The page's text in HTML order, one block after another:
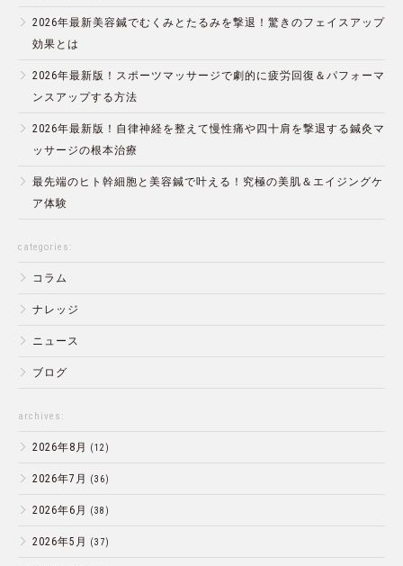
2026年最新美容鍼でむくみとたるみを撃退！驚きのフェイスアップ
効果とは
2026年最新版！スポーツマッサージで劇的に疲労回復＆パフォーマ
ンスアップする方法
2026年最新版！自律神経を整えて慢性痛や四十肩を撃退する鍼灸マ
ッサージの根本治療
最先端のヒト幹細胞と美容鍼で叶える！究極の美肌＆エイジングケ
ア体験
categories:
コラム
ナレッジ
ニュース
ブログ
archives:
2026年8月 (12)
2026年7月 (36)
2026年6月 (38)
2026年5月 (37)